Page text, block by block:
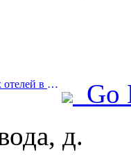
Prev:Проблемы существующих отелей в эпоху 2.0: модернизация — это основа, это настоящая инновация ценности
Go
д.